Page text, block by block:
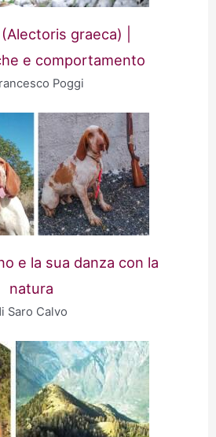
graeca) |
e comportamento
Poggi
e la sua danza con la
natura
Saro Calvo